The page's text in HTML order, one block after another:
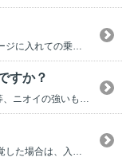
すか？
次にご利用される方のためにも、食べ物や香水等、ニオイの強いものの持ち込みはご遠慮ください。 ...
全車で灯油の持ち込みは禁止しております。 発覚した場合は、入会契約の解除や利用停止とさせ...